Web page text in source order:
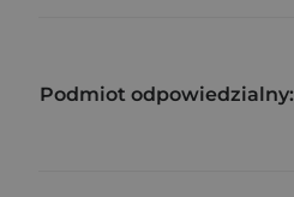
Podmiot odpowiedzialny: